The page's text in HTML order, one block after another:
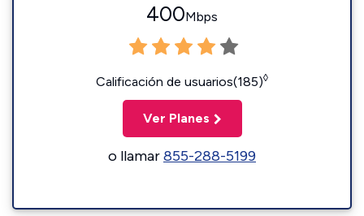
400Mbps
Calificación de usuarios(185)◊
Ver Planes
o llamar855-288-5199